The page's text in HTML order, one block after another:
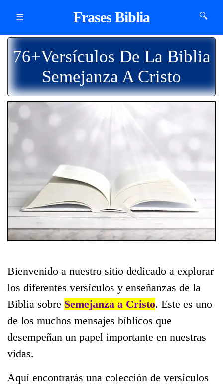
☰ Frases Biblia 🔍
76+Versículos De La Biblia
Semejanza A Cristo
Bienvenido a nuestro sitio dedicado a explorar
los diferentes versículos y enseñanzas de la
Biblia sobre Semejanza a Cristo. Este es uno
de los muchos mensajes bíblicos que
desempeñan un papel importante en nuestras
vidas.
Aquí encontrarás una colección de versículos